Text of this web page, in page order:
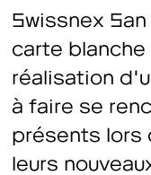
Swissnex
carte
réalisation
à faire se
présents lors
leurs